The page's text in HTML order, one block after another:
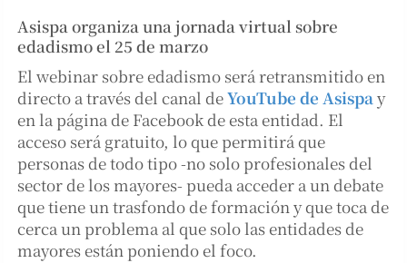
Asispa organiza una jornada virtual sobre
edadismo el 25 de marzo
El webinar sobre edadismo será retransmitido en
directo a través del canal deYouTube de Asispay
en la página de Facebook de esta entidad. El
acceso será gratuito, lo que permitirá que
personas de todo tipo -no solo profesionales del
sector de los mayores- pueda acceder a un debate
que tiene un trasfondo de formación y que toca de
cerca un problema al que solo las entidades de
mayores están poniendo el foco.